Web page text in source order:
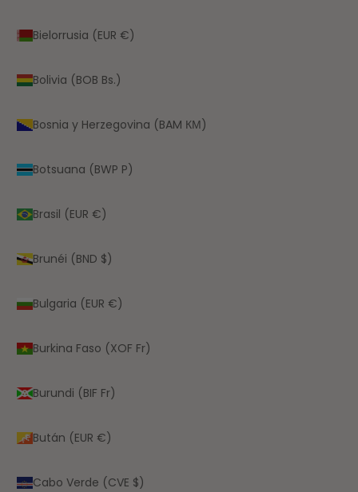
Bielorrusia (EUR €)
Bolivia (BOB Bs.)
Bosnia y Herzegovina (BAM КМ)
Botsuana (BWP P)
Brasil (EUR €)
Brunéi (BND $)
Bulgaria (EUR €)
Burkina Faso (XOF Fr)
Burundi (BIF Fr)
Bután (EUR €)
Cabo Verde (CVE $)